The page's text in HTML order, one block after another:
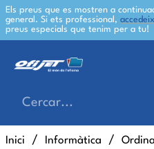
Els preus que es mostren a
general. Si ets professional,
preus especials que tenim per a tu!
Inici homeInformàtica